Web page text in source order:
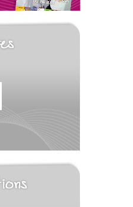
voir tous les partenaires